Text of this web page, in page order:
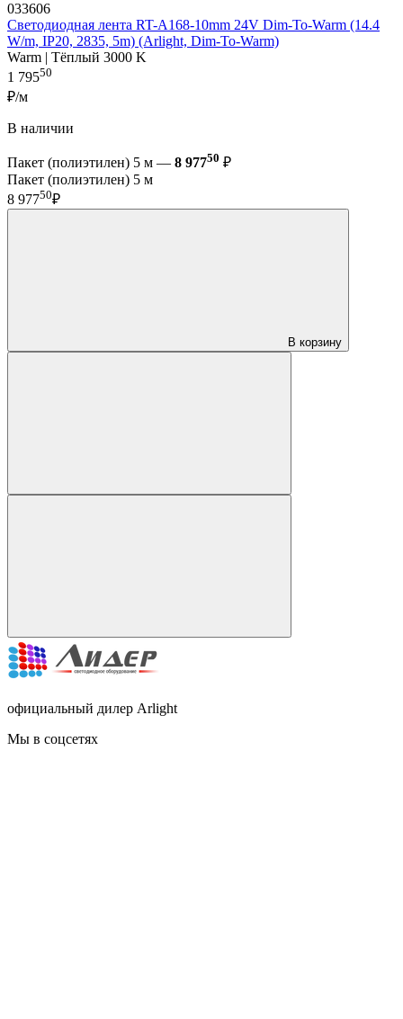
033606
Светодиодная лента RT-A168-10mm 24V Dim-To-Warm (14.4
W/m, IP20, 2835, 5m) (Arlight, Dim-To-Warm)
Warm | Тёплый 3000 K
1 79550
₽/м
В наличии
Пакет (полиэтилен) 5 м — 8 97750 ₽
Пакет (полиэтилен) 5 м
8 97750₽
В корзину
официальный дилер Arlight
Мы в соцсетях